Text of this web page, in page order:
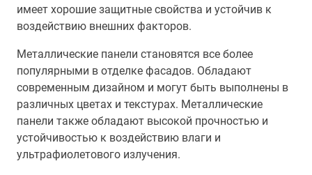
имеет хорошие защитные свойства и устойчив к
воздействию внешних факторов.
Металлические панели становятся все более
популярными в отделке фасадов. Обладают
современным дизайном и могут быть выполнены в
различных цветах и текстурах. Металлические
панели также обладают высокой прочностью и
устойчивостью к воздействию влаги и
ультрафиолетового излучения.